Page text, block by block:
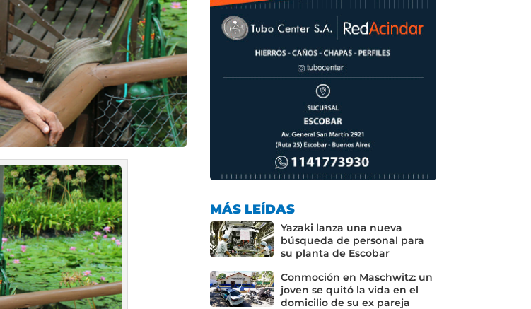
MÁS LEÍDAS
Yazaki lanza una nueva
búsqueda de personal para
su planta de Escobar
Conmoción en Maschwitz: un
joven se quitó la vida en el
domicilio de su ex pareja